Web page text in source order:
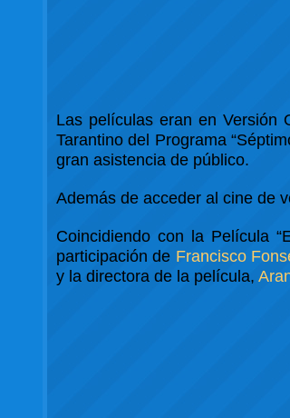
Las películas eran en Versión
Tarantino del Programa
gran asistencia de público.
Además de acceder al cine de
Coincidiendo con la Película
participación de Francisco
y la directora de la película,